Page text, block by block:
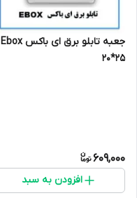
جعبه تابلو برق ای باکس Ebox
20*25
609,000
افزودن به سبد